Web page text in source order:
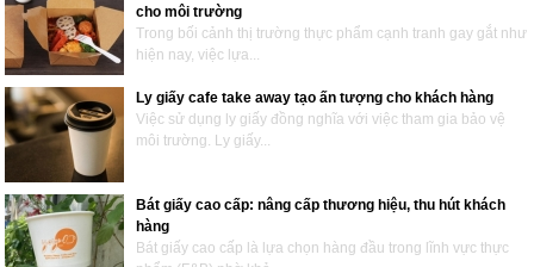
cho môi trường
Trong bối cảnh thị trường thực phẩm cạnh tranh gay gắt như
hiện nay, việc lựa...
Ly giấy cafe take away tạo ấn tượng cho khách hàng
Việc sử dụng ly giấy đồng nghĩa với việc tham gia bảo vệ
môi trường. Ly giấy...
Bát giấy cao cấp: nâng cấp thương hiệu, thu hút khách
hàng
Bát giấy cao cấp là lựa chọn hàng đầu trong lĩnh vực thực